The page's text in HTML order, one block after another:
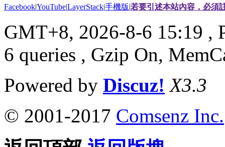
Facebook|YouTube|LayerStack|手機版|若要引述本站內容，必須
GMT+8, 2026-8-6 15:19 ,
6 queries , Gzip On,
Powered by Discuz! X3.3
© 2001-2017 Comsenz Inc.